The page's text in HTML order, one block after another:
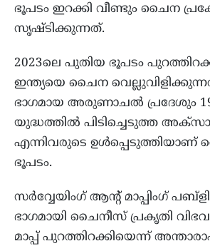
ഭൂപടം ഇറക്കി വീണ്ടും ചൈന
സൃഷ്ടിക്കുന്നത്.
2023ലെ പുതിയ ഭൂപടം
ഇന്ത്യയെ ചൈന
ഭാഗമായ അരുണാചല്‍ പ്രദേശും
യുദ്ധത്തില്‍ പിടിച്ചെടുത്ത
എന്നിവരുടെ
ഭൂപടം.
സര്‍വ്വേയിംഗ് ആന്റ് മാപ്പിംഗ്
ഭാഗമായി ചൈനീസ് പ്രകൃതി
മാപ്പ് പുറത്തിറക്കിയെന്ന്